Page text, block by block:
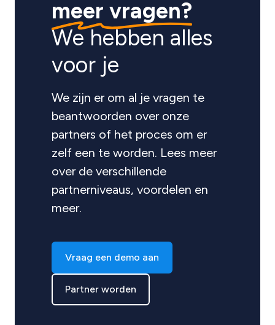
meer vragen?
We hebben alles
voor je
We zijn er om al je vragen te
beantwoorden over onze
partners of het proces om er
zelf een te worden. Lees meer
over de verschillende
partnerniveaus, voordelen en
meer.
Vraag een demo aan
Partner worden